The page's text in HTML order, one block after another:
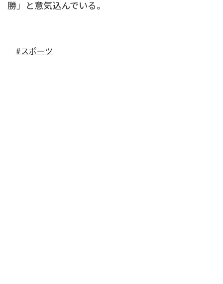
勝」と意気込んでいる。
#スポーツ